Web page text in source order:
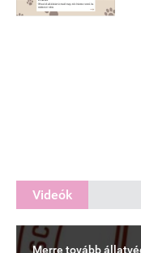
Videók
Merre tovább